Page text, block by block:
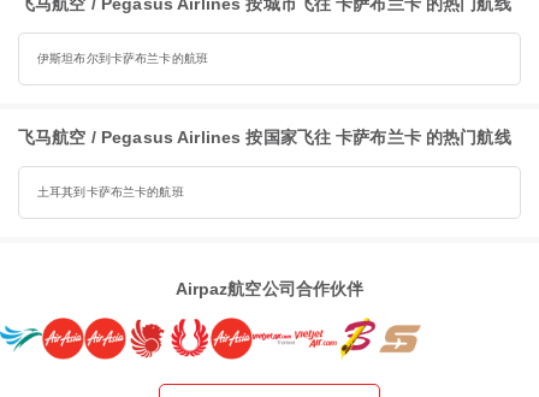
伊斯坦布尔到卡萨布兰卡的航班
飞马航空 / Pegasus Airlines 按国家飞往 卡萨布兰卡 的热门航线
土耳其到卡萨布兰卡的航班
Airpaz航空公司合作伙伴